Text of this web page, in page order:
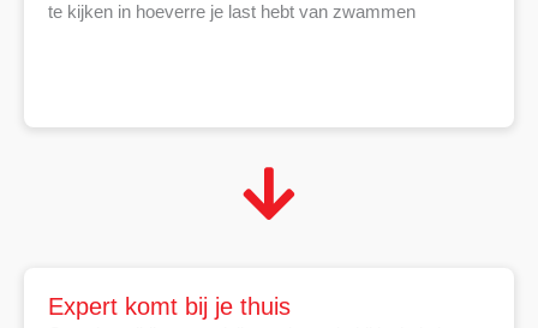
te kijken in hoeverre je last hebt van zwammen
Expert komt bij je thuis